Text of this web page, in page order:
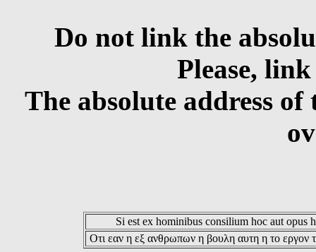
Do not link the
Please,
The absolute address
Si est ex hominibus consilium hoc aut opus
Οτι εαν η εξ ανθρωπων η βουλη αυτη η το εργον